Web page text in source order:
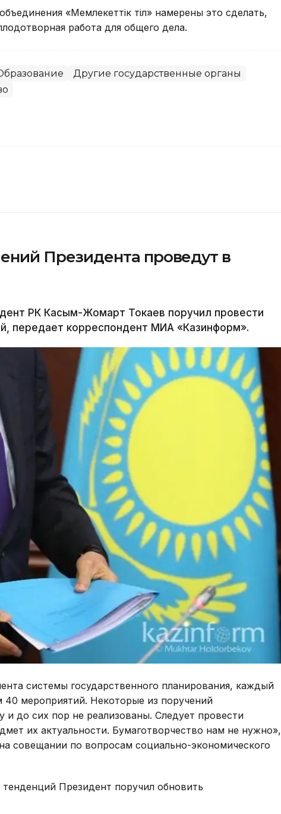
«Мемлекеттік тіл» намерены это сделать,
работа для общего дела.
Другие государственные органы
Президента проведут в
РК Касым-Жомарт Токаев поручил провести
передает корреспондент МИА «Казинформ».
системы государственного планирования, каждый
мероприятий. Некоторые из поручений
и до сих пор не реализованы. Следует провести
их актуальности. Бумаготворчество нам не нужно»,
совещании по вопросам социально-экономического
Президент поручил обновить